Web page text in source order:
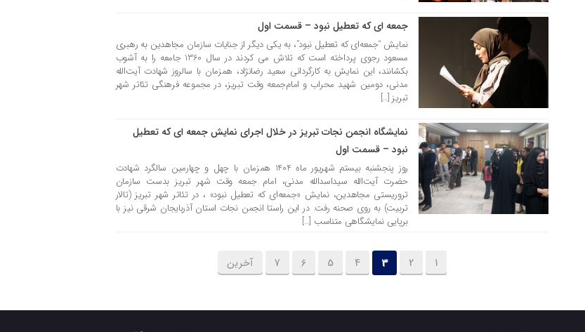
جمعه ای که تعطیل نبود – قسمت اول
نمایش “جمعه‌ای که تعطیل نبود”، به یکی دیگر از جنایات سازمان مجاهدین به رهبری
مسعود رجوی پرداخته است که تلاش می کردند در سال 1360 جامعه را به آشوب
بکشانند، این نمایش به کارگردانی سعید رضانژاد، همزمان با سالروز شهادت آیت‌الله
مدنی، دومین شهید محراب و امام‌جمعه وقت تبریز، در مجموعه فرهنگی تئاتر شهر
تبریز […]
22 شهریور 1404
نمایشگاه انجمن نجات تبریز در خلال اجرای نمایش جمعه ای که تعطیل
نبود – قسمت اول
روز پنجشنبه بیستم شهریور ماه 1404 همزمان با چهل‌ و چهارمین سالگرد شهادت
حضرت آیت‌الله سیداسدالله مدنی، امام جمعه وقت شهر تبریز بدست سازمان
تروریستی مجاهدین، نمایش «جمعه‌ای که تعطیل نبود» ، در تئاتر شهر تبریز (تالار
تربیت) به روی صحنه رفت. در این راستا انجمن نجات استان آذربایجان شرقی نیز با
برپایی نمایشگاهی متناسب […]
1
2
3
4
5
6
7 آخرین